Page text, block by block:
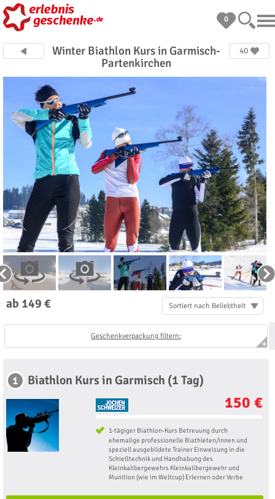
0
Winter Biathlon Kurs in Garmisch-
Partenkirchen
40
ab 149 € Sortiert nach Beliebtheit
Geschenkverpackung filtern:
1 Biathlon Kurs in Garmisch (1 Tag)
150 €
1-tägiger Biathlon-Kurs Betreuung durch
ehemalige professionelle Biathleten/innen und
speziell ausgebildete Trainer Einweisung in die
Schießtechnik und Handhabung des
Kleinkalibergewehrs Kleinkalibergewehr und
Munition (wie im Weltcup) Erlernen oder Verbe